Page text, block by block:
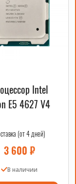
тактовая
2133MHz,
LGA2011-3
и
16D Huananzhi
Intel
E5 4627 V4
(от 4 дней)
3 600 ₽
В наличии